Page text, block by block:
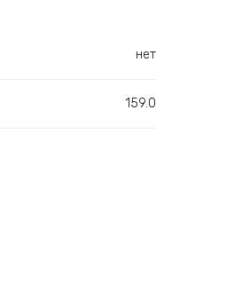
нет
159.0